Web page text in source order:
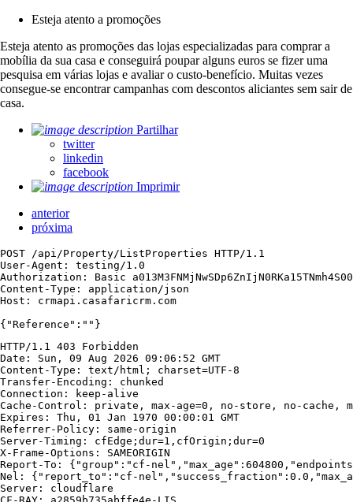
Esteja atento a promoções
Esteja atento as promoções das lojas especializadas para comprar a
mobília da sua casa e conseguirá poupar alguns euros se fizer uma
pesquisa em várias lojas e avaliar o custo-benefício. Muitas vezes
consegue-se encontrar campanhas com descontos aliciantes sem sair de
casa.
Partilhar
twitter
linkedin
facebook
Imprimir
anterior
próxima
POST /api/Property/ListProperties HTTP/1.1
User-Agent: testing/1.0
Authorization: Basic
Content-Type: application/json
Host: crmapi.casafaricrm.com
{"Reference":""}
HTTP/1.1 403 Forbidden
Date: Sun, 09 Aug 2026 09:06:52 GMT
Content-Type: text/html; charset=UTF-8
Transfer-Encoding: chunked
Connection: keep-alive
Cache-Control: private, max-age=0, no-store, no-cache,
Expires: Thu, 01 Jan 1970 00:00:01 GMT
Referrer-Policy: same-origin
Server-Timing: cfEdge;dur=1,cfOrigin;dur=0
X-Frame-Options: SAMEORIGIN
Report-To: {"group":"cf-
Nel: {"report_to":"cf-
Server: cloudflare